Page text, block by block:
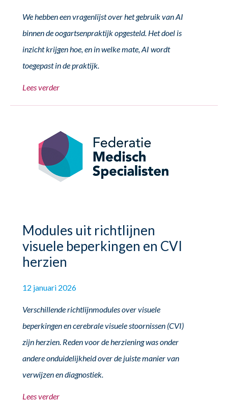
We hebben een vragenlijst over het gebruik van AI
binnen de oogartsenpraktijk opgesteld. Het doel is
inzicht krijgen hoe, en in welke mate, AI wordt
toegepast in de praktijk.
Lees verder
Modules uit richtlijnen
visuele beperkingen en CVI
herzien
12 januari 2026
Verschillende richtlijnmodules over visuele
beperkingen en cerebrale visuele stoornissen (CVI)
zijn herzien. Reden voor de herziening was onder
andere onduidelijkheid over de juiste manier van
verwijzen en diagnostiek.
Lees verder